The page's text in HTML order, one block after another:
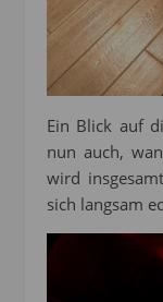
Ein Blick auf
nun auch,
wird
sich langsam